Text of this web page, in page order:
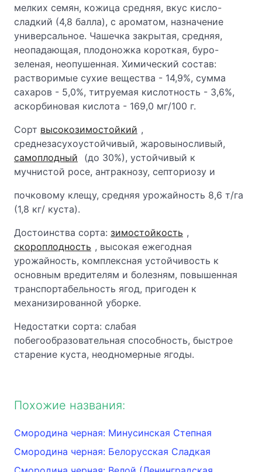
мелких семян, кожица средняя, вкус кисло-
сладкий (4,8 балла), с ароматом, назначение
универсальное. Чашечка закрытая, средняя,
неопадающая, плодоножка короткая, буро-
зеленая, неопушенная. Химический состав:
растворимые сухие вещества - 14,9%, сумма
сахаров - 5,0%, титруемая кислотность - 3,6%,
аскорбиновая кислота - 169,0 мг/100 г.
Сорт высокозимостойкий ,
среднезасухоустойчивый, жаровыносливый,
самоплодный
(до 30%), устойчивый к
мучнистой росе, антракнозу, септориозу и
почковому клещу, средняя урожайность 8,6 т/га
(1,8 кг/ куста).
Достоинства сорта: зимостойкость ,
скороплодность , высокая ежегодная
урожайность, комплексная устойчивость к
основным вредителям и болезням, повышенная
транспортабельность ягод, пригоден к
механизированной уборке.
Недостатки сорта: слабая
побегообразовательная способность, быстрое
старение куста, неодномерные ягоды.
Похожие названия:
Смородина черная: Минусинская Степная
Смородина черная: Белорусская Сладкая